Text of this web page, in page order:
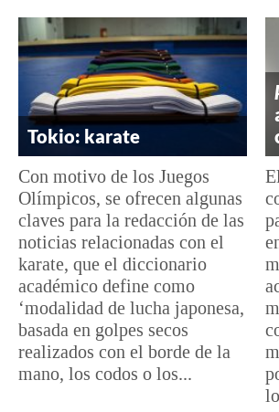
Tokio: karate
Con motivo de los Juegos
Olímpicos, se ofrecen algunas
claves para la redacción de las
noticias relacionadas con el
karate, que el diccionario
académico define como
‘modalidad de lucha japonesa,
basada en golpes secos
realizados con el borde de la
mano, los codos o los...